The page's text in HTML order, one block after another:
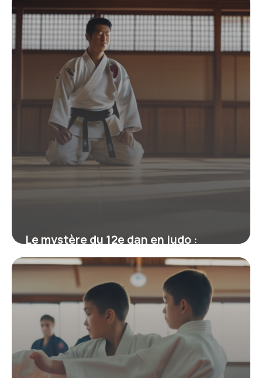
19 juin 2026
Le mystère du 12e dan en judo :
mythe, réalité et héritage de Jigoro
Kano
19 juin 2026